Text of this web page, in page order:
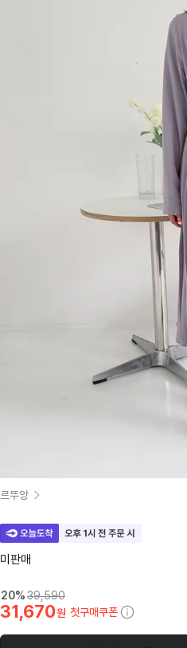
르뚜앙
미판매
20%39,590
31,670원 첫구매쿠폰